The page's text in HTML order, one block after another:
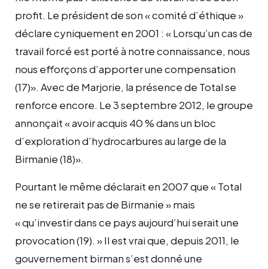
profit. Le président de son « comité d’éthique »
déclare cyniquement en 2001 : « Lorsqu’un cas de
travail forcé est porté à notre connaissance, nous
nous efforçons d’apporter une compensation
(17)». Avec de Marjorie, la présence de Total se
renforce encore. Le 3 septembre 2012, le groupe
annonçait « avoir acquis 40 % dans un bloc
d’exploration d’hydrocarbures au large de la
Birmanie (18)».
Pourtant le même déclarait en 2007 que « Total
ne se retirerait pas de Birmanie » mais
« qu’investir dans ce pays aujourd’hui serait une
provocation (19). » Il est vrai que, depuis 2011, le
gouvernement birman s’est donné une